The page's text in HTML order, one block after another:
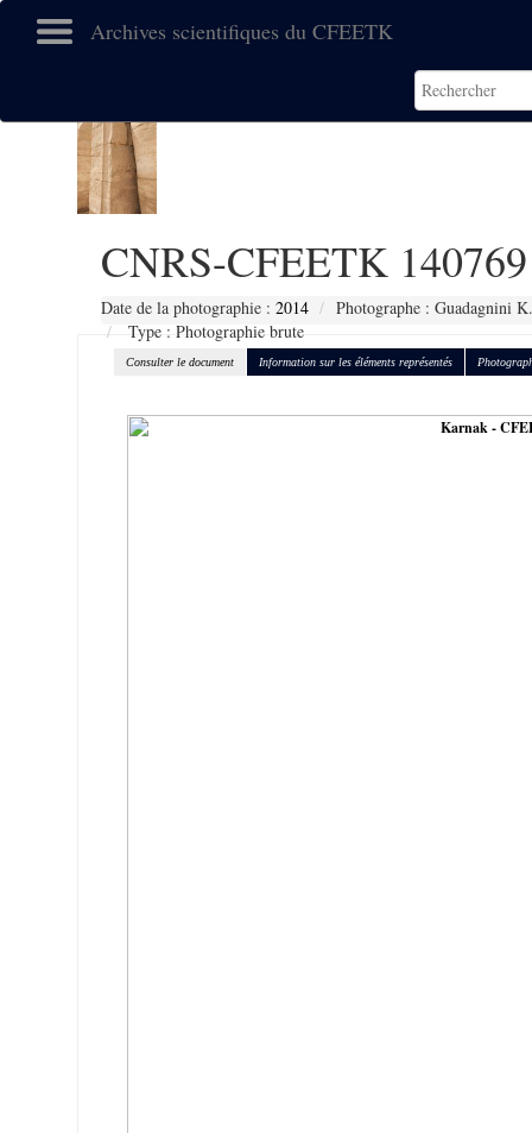
Archives scientifiques du CFEETK
CNRS-CFEETK 140769
Date de la photographie : 2014
Photographe : Guadagnini K.
Type : Photographie brute
Consulter le document Information sur les éléments représentés